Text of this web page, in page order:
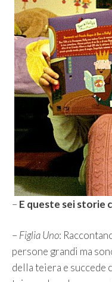
– E queste sei storie
– Figlia Uno:
persone grandi ma
della teiera e succede